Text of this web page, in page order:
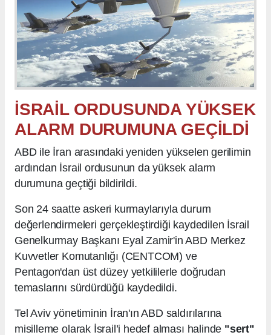
İSRAİL ORDUSUNDA YÜKSEK
ALARM DURUMUNA GEÇİLDİ
ABD ile İran arasındaki yeniden yükselen gerilimin
ardından İsrail ordusunun da yüksek alarm
durumuna geçtiği bildirildi.
Son 24 saatte askeri kurmaylarıyla durum
değerlendirmeleri gerçekleştirdiği kaydedilen İsrail
Genelkurmay Başkanı Eyal Zamir'in ABD Merkez
Kuvvetler Komutanlığı (CENTCOM) ve
Pentagon'dan üst düzey yetkililerle doğrudan
temaslarını sürdürdüğü kaydedildi.
Tel Aviv yönetiminin İran'ın ABD saldırılarına
misilleme olarak İsrail’i hedef alması halinde "sert"